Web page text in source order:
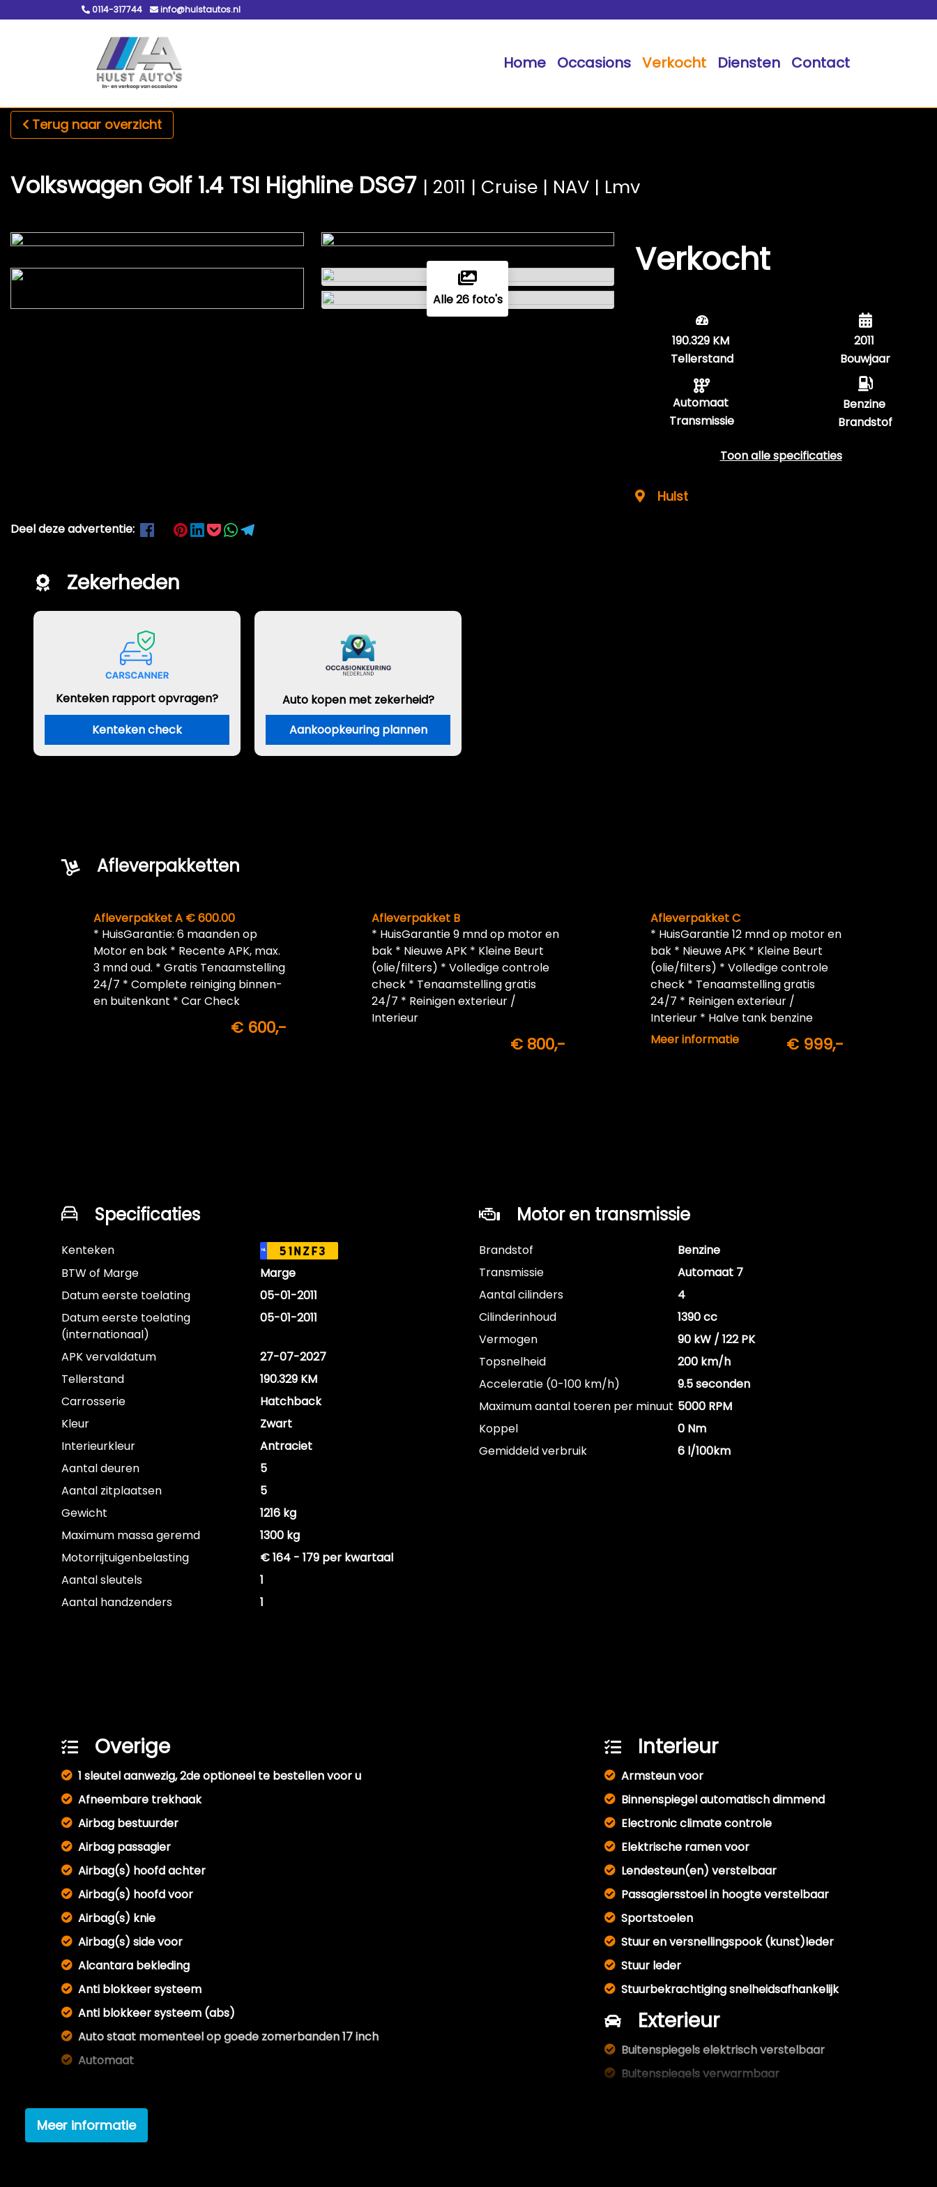
0114-317744 info@hulstautos.nl
Home Occasions Verkocht Diensten Contact
Terug naar overzicht
Volkswagen Golf 1.4 TSI Highline DSG7 | 2011 | Cruise | NAV | Lmv
Alle 26 foto's
Verkocht
190.329 KM
Tellerstand
Automaat
Transmissie
2011
Bouwjaar
Benzine
Brandstof
Toon alle specificaties
Hulst
Deel deze advertentie:
Zekerheden
Kenteken rapport opvragen?
Kenteken check
Auto kopen met zekerheid?
Aankoopkeuring plannen
Afleverpakketten
Afleverpakket A € 600.00
* HuisGarantie: 6 maanden op
Motor en bak * Recente APK, max.
3 mnd oud. * Gratis Tenaamstelling
24/7 * Complete reiniging binnen-
en buitenkant * Car Check
€ 600,-
Afleverpakket B
* HuisGarantie 9 mnd op motor en
bak * Nieuwe APK * Kleine Beurt
(olie/filters) * Volledige controle
check * Tenaamstelling gratis
24/7 * Reinigen exterieur /
Interieur
€ 800,-
Afleverpakket C
* HuisGarantie 12 mnd op motor en
bak * Nieuwe APK * Kleine Beurt
(olie/filters) * Volledige controle
check * Tenaamstelling gratis
24/7 * Reinigen exterieur /
Interieur * Halve tank benzine
inbegrepen
Meer informatie € 999,-
Specificaties
Kenteken NL 51NZF3
BTW of Marge
Marge
Datum eerste toelating
05-01-2011
Datum eerste toelating
(internationaal)
05-01-2011
APK vervaldatum
27-07-2027
Tellerstand
190.329 KM
Carrosserie
Hatchback
Kleur
Zwart
Interieurkleur
Antraciet
Aantal deuren
5
Aantal zitplaatsen
5
Gewicht
1216 kg
Maximum massa geremd
1300 kg
Motorrijtuigenbelasting
€ 164 - 179 per kwartaal
Aantal sleutels
1
Aantal handzenders
1
Motor en transmissie
Brandstof
Benzine
Transmissie
Automaat 7
Aantal cilinders
4
Cilinderinhoud
1390 cc
Vermogen
90 kW / 122 PK
Topsnelheid
200 km/h
Acceleratie (0-100 km/h)
9.5 seconden
Maximum aantal toeren per minuut 5000 RPM
Koppel
0 Nm
Gemiddeld verbruik
6 l/100km
Overige
1 sleutel aanwezig, 2de optioneel te bestellen voor u
Afneembare trekhaak
Airbag bestuurder
Airbag passagier
Airbag(s) hoofd achter
Airbag(s) hoofd voor
Airbag(s) knie
Airbag(s) side voor
Alcantara bekleding
Anti blokkeer systeem
Anti blokkeer systeem (abs)
Auto staat momenteel op goede zomerbanden 17 inch
Automaat
Deze auto heeft een distributieketting (geen riem dus)
Distributieketting is reeds vervangen
Interieur
Armsteun voor
Binnenspiegel automatisch dimmend
Electronic climate controle
Elektrische ramen voor
Lendesteun(en) verstelbaar
Passagiersstoel in hoogte verstelbaar
Sportstoelen
Stuur en versnellingspook (kunst)leder
Stuur leder
Stuurbekrachtiging snelheidsafhankelijk
Exterieur
Buitenspiegels elektrisch verstelbaar
Buitenspiegels verwarmbaar
Meer informatie